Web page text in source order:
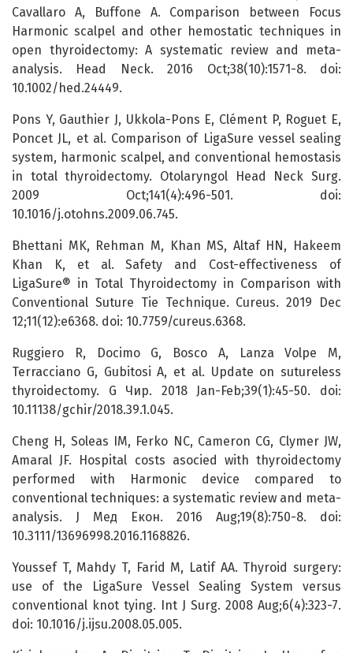
Cavallaro A, Buffone A. Comparison between Focus
Harmonic scalpel and other hemostatic techniques in
open thyroidectomy: A systematic review and meta-
analysis. Head Neck. 2016 Oct;38(10):1571-8. doi:
10.1002/hed.24449.
Pons Y, Gauthier J, Ukkola-Pons E, Clément P, Roguet E,
Poncet JL, et al. Comparison of LigaSure vessel sealing
system, harmonic scalpel, and conventional hemostasis
in total thyroidectomy. Otolaryngol Head Neck Surg.
2009 Oct;141(4):496-501. doi:
10.1016/j.otohns.2009.06.745.
Bhettani MK, Rehman M, Khan MS, Altaf HN, Hakeem
Khan K, et al. Safety and Cost-effectiveness of
LigaSure® in Total Thyroidectomy in Comparison with
Conventional Suture Tie Technique. Cureus. 2019 Dec
12;11(12):e6368. doi: 10.7759/cureus.6368.
Ruggiero R, Docimo G, Bosco A, Lanza Volpe M,
Terracciano G, Gubitosi A, et al. Update on sutureless
thyroidectomy. G Чир. 2018 Jan-Feb;39(1):45-50. doi:
10.11138/gchir/2018.39.1.045.
Cheng H, Soleas IM, Ferko NC, Cameron CG, Clymer JW,
Amaral JF. Hospital costs asocied with thyroidectomy
performed with Harmonic device compared to
conventional techniques: a systematic review and meta-
analysis. J Мед Екон. 2016 Aug;19(8):750-8. doi:
10.3111/13696998.2016.1168826.
Youssef T, Mahdy T, Farid M, Latif AA. Thyroid surgery:
use of the LigaSure Vessel Sealing System versus
conventional knot tying. Int J Surg. 2008 Aug;6(4):323-7.
doi: 10.1016/j.ijsu.2008.05.005.